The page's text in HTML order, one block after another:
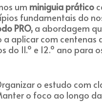
um miniguia prático
fundamentais do
PRO,a abordagem
a aplicar com centenas
do 11.º e 12.º ano para
o estudo com
o foco ao longo